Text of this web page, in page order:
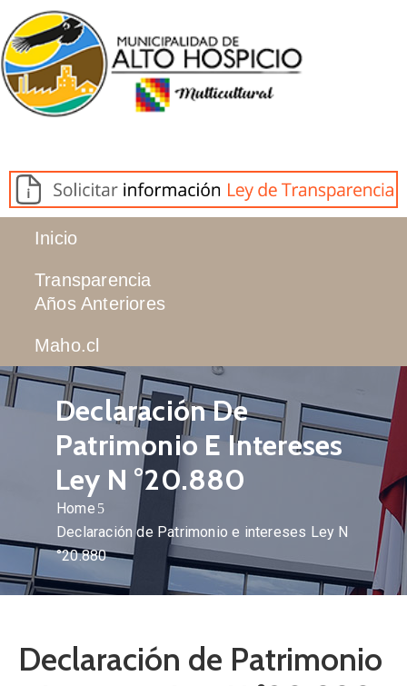
Inicio
Transparencia
Años Anteriores
Maho.cl
Declaración De
Patrimonio E Intereses
Ley N °20.880
Home
Declaración de Patrimonio e intereses Ley N
°20.880
Declaración de Patrimonio